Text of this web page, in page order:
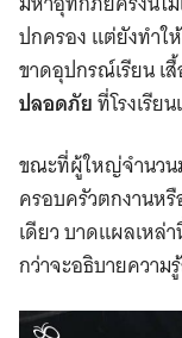
ปกครอง แต่ยังทำใ
ขาดอุปกรณ์เรียน
ปลอดภัยที่โรงเรีย
ขณะที่ผู้ใหญ่จำนวน
ครอบครัวตกงานห
เดียว บาดแผลเหล่
กว่าจะอธิบายความ